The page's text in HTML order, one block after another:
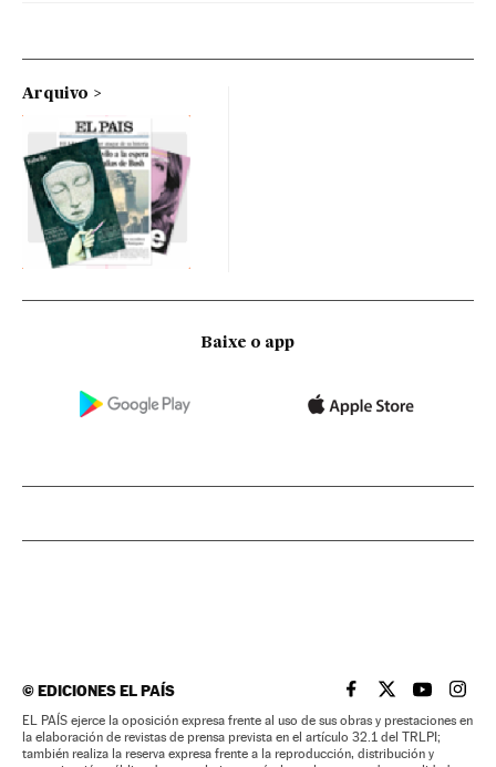
Arquivo
Baixe o app
©EDICIONES EL PAÍS EL PAÍS BRASIL EN
EL PAÍSEL PAÍS
EL
EL PAÍS ejerce la oposición expresa frente al uso de sus obras y prestaciones en
la elaboración de revistas de prensa prevista en el artículo 32.1 del TRLPI;
también realiza la reserva expresa frente a la reproducción, distribución y